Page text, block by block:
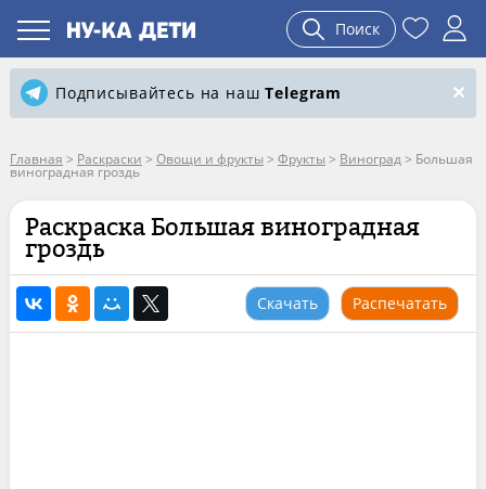
Поиск
Подписывайтесь на нашTelegram
Главная > Раскраски > Овощи и фрукты > Фрукты > Виноград> Большая
виноградная гроздь
Раскраска Большая виноградная
гроздь
Скачать Распечатать